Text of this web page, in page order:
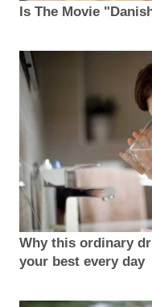
Is The Movie
Why this ordinary
your best every day